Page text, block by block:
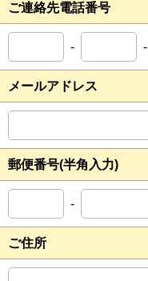
ご連絡先電話番号
- -
メールアドレス
郵便番号(半角入力)
-
ご住所